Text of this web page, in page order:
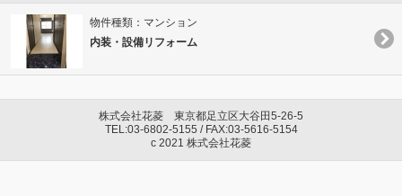
物件種類：マンション
内装・設備リフォーム
株式会社花菱 東京都足立区大谷田5-26-5
TEL:03-6802-5155 / FAX:03-5616-5154
c 2021 株式会社花菱